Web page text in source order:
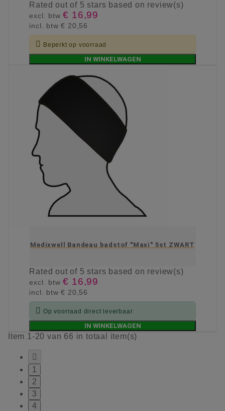
Ratedout of 5 stars based on review(s)
excl. btw€ 16,99
incl. btw€ 20,56
 Beperkt op voorraad
IN WINKELWAGEN
Medixwell Bandeau badstof "Maxi" 5st ZWART
Ratedout of 5 stars based on review(s)
excl. btw€ 16,99
incl. btw€ 20,56
 Op voorraad direct leverbaar
IN WINKELWAGEN
Item 1-20 van 66 in totaal item(s)

1
2
3
4